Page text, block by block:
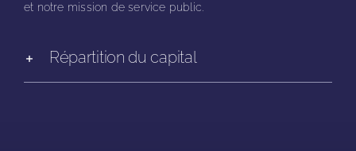
et notre mission de service public.
Répartition du capital